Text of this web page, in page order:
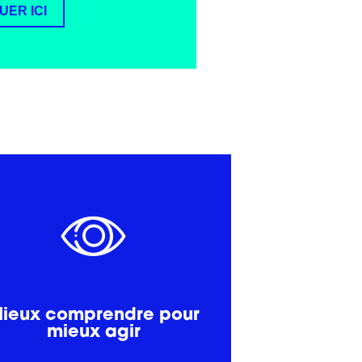
ICI
comprendre pour
mieux agir
nos partenaires, et adapter nos
formations et soutiens futurs.